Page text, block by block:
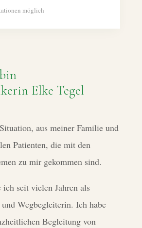
möglich
Elke Tegel
aus meiner Familie und
Patienten, die mit den
zu mir gekommen sind.
ich seit vielen Jahren als
Wegbegleiterin. Ich habe
Begleitung von